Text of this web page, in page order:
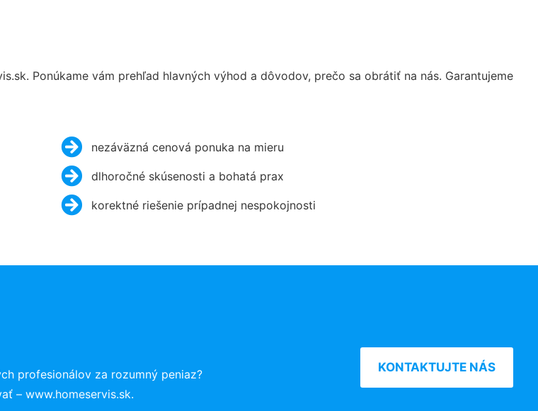
Ponúkame vám prehľad hlavných výhod a dôvodov, prečo sa obrátiť na nás. Garantujeme
nezáväzná cenová ponuka na mieru
dlhoročné skúsenosti a bohatá prax
korektné riešenie prípadnej nespokojnosti
profesionálov za rozumný peniaz?
– www.homeservis.sk.
KONTAKTUJTE NÁS